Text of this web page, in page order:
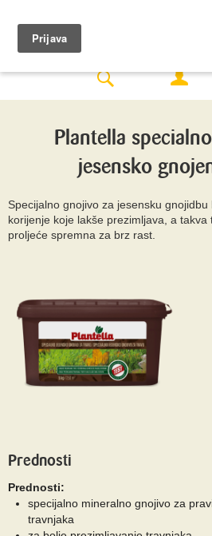
Plantella
jesensko
Specijalno gnojivo za jesensku
korijenje koje lakše prezimljava, a takva
proljeće spremna za brz rast.
Prednosti
Prednosti:
specijalno mineralno gnojivo za
travnjaka